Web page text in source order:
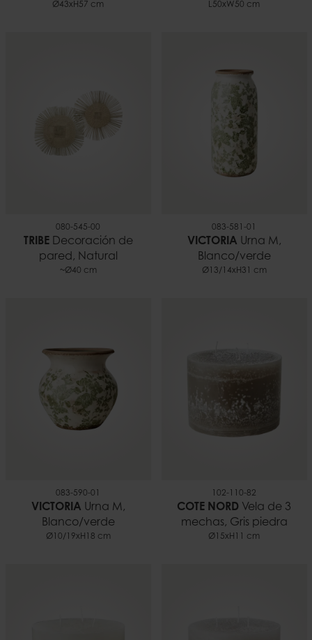
Ø43xH57 cm L50xW50 cm
080-545-00
TRIBEDecoración de
pared, Natural
~Ø40 cm
083-581-01
VICTORIA Urna M,
Blanco/verde
Ø13/14xH31 cm
083-590-01
VICTORIA Urna M,
Blanco/verde
Ø10/19xH18 cm
102-110-82
COTE NORD Vela de 3
mechas, Gris piedra
Ø15xH11 cm